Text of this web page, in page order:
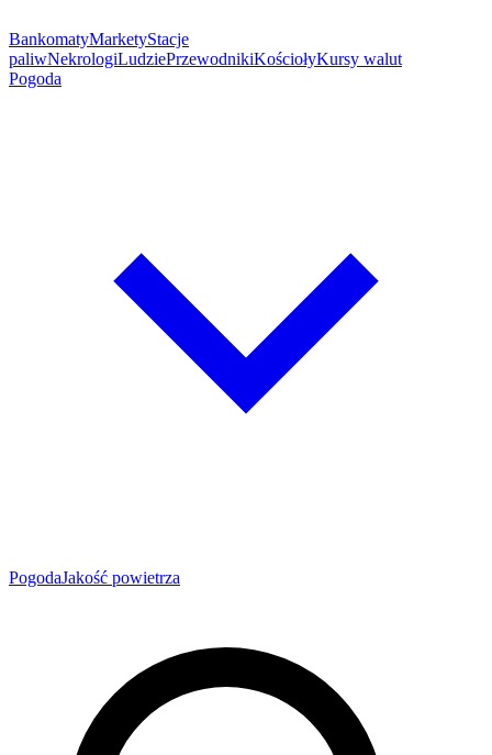
BankomatyMarketyStacje
paliwNekrologiLudziePrzewodnikiKościołyKursy walut
Pogoda
PogodaJakość powietrza